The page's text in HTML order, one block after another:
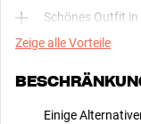
Schönes Outfit
Zeige alle Vorteile
Einige